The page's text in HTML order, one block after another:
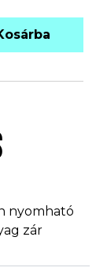
nyomható
zár